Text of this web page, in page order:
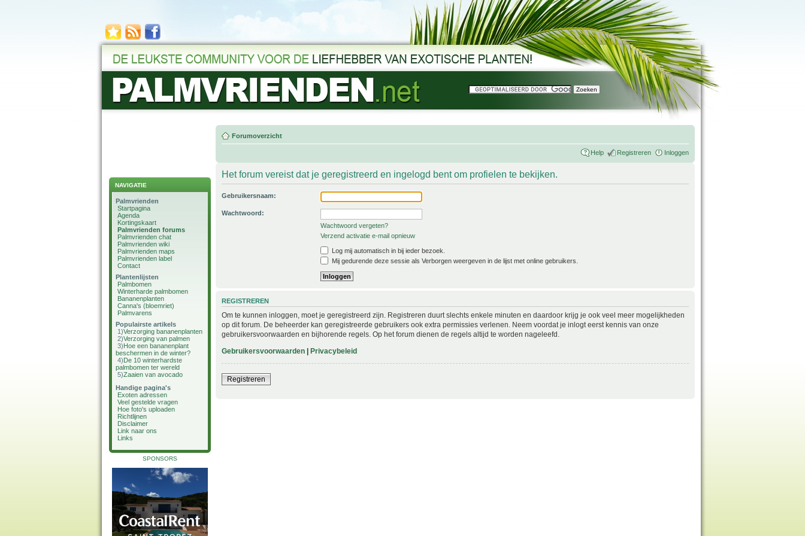
NAVIGATIE
Palmvrienden
Startpagina
Agenda
Kortingskaart
Palmvrienden forums
Palmvrienden chat
Palmvrienden wiki
Palmvrienden maps
Palmvrienden label
Contact
Plantenlijsten
Palmbomen
Winterharde palmbomen
Bananenplanten
Canna's (bloemriet)
Palmvarens
Populairste artikels
1)Verzorging bananenplanten
2)Verzorging van palmen
3)Hoe een bananenplant
beschermen in de winter?
4)De 10 winterhardste
palmbomen ter wereld
5)Zaaien van avocado
Handige pagina's
Exoten adressen
Veel gestelde vragen
Hoe foto's uploaden
Richtlijnen
Disclaimer
Link naar ons
Links
SPONSORS
Forumoverzicht
Help Registreren Inloggen
Het forum vereist dat je geregistreerd en ingelogd bent om profielen te bekijken.
Gebruikersnaam:
Wachtwoord:
Wachtwoord vergeten?
Verzend activatie e-mail opnieuw
Log mij automatisch in bij ieder bezoek.
Mij gedurende deze sessie als Verborgen weergeven in de lijst met online gebruikers.
REGISTREREN
Om te kunnen inloggen, moet je geregistreerd zijn. Registreren duurt slechts enkele minuten en daardoor krijg je ook veel meer mogelijkheden
op dit forum. De beheerder kan geregistreerde gebruikers ook extra permissies verlenen. Neem voordat je inlogt eerst kennis van onze
gebruikersvoorwaarden en bijhorende regels. Op het forum dienen de regels altijd te worden nageleefd.
Gebruikersvoorwaarden | Privacybeleid
Registreren